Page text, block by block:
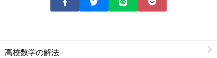
高校数学の解法